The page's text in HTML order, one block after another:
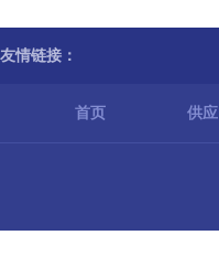
友情链接：
首页 供应